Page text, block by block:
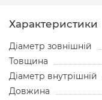
Характеристики
Діаметр зовнішній
Товщина
Діаметр внутрішній
Довжина